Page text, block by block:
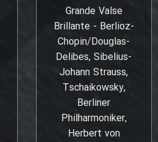
Grande Valse
Brillante - Berlioz-
Chopin/Douglas-
Delibes, Sibelius-
Johann Strauss,
Tschaikowsky,
Berliner
Philharmoniker,
Herbert von